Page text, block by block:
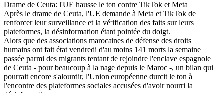
Drame de Ceuta: l'UE hausse le ton contre TikTok et Meta
Après le drame de Ceuta, l'UE demande à Meta et TikTok de
renforcer leur surveillance et la vérification des faits sur leurs
plateformes, la désinformation étant pointée du doigt.
Alors que des associations marocaines de défense des droits
humains ont fait état vendredi d'au moins 141 morts la semaine
passée parmi des migrants tentant de rejoindre l'enclave espagnole
de Ceuta - pour beaucoup à la nage depuis le Maroc -, un bilan qui
pourrait encore s'alourdir, l'Union européenne durcit le ton à
l'encontre des plateformes sociales accusées d'avoir nourri la